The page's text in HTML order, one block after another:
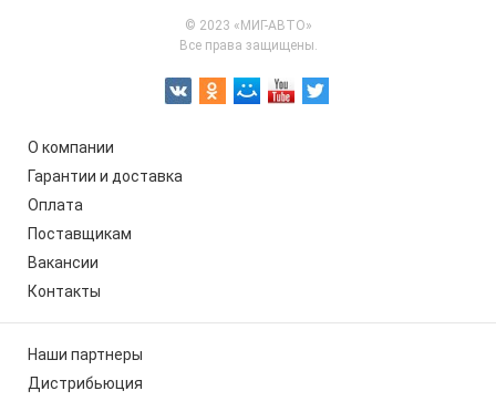
© 2023 «МИГ-АВТО»
Все права защищены.
О компании
Гарантии и доставка
Оплата
Поставщикам
Вакансии
Контакты
Наши партнеры
Дистрибьюция